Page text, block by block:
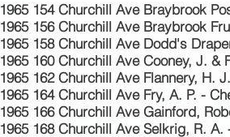
1965 154 Churchill Ave Braybrook
1965 156 Churchill Ave Braybrook
1965 158 Churchill Ave Dodd's
1965 160 Churchill Ave Cooney, J. &
1965 162 Churchill Ave Flannery, H.
1965 164 Churchill Ave Fry, A. P. -
1965 166 Churchill Ave Gainford,
1965 168 Churchill Ave Selkrig, R. A.